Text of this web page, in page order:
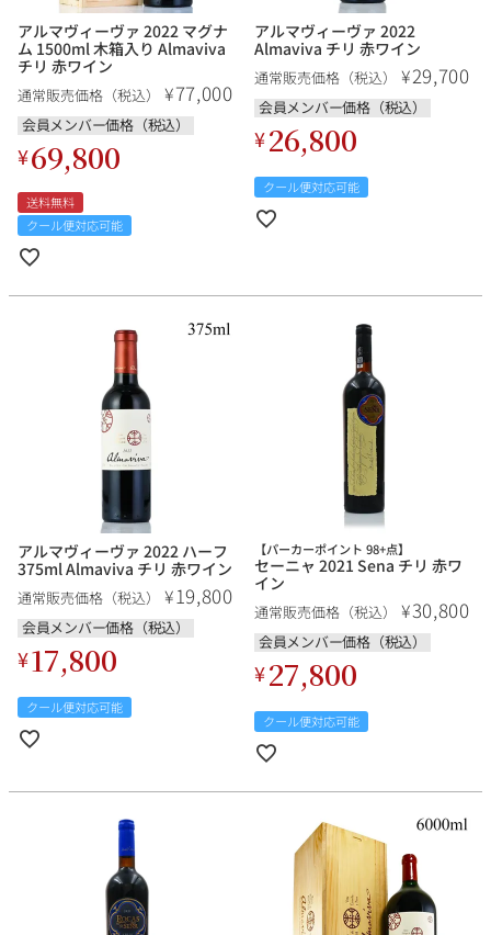
アルマヴィーヴァ 2022 マグナ
ム 1500ml 木箱入り Almaviva
チリ 赤ワイン
通常販売価格（税込） ¥77,000
会員メンバー価格（税込）
¥69,800
送料無料
クール便対応可能
アルマヴィーヴァ 2022
Almaviva チリ 赤ワイン
通常販売価格（税込） ¥29,700
会員メンバー価格（税込）
¥26,800
クール便対応可能
アルマヴィーヴァ 2022 ハーフ
375ml Almaviva チリ 赤ワイン
通常販売価格（税込） ¥19,800
会員メンバー価格（税込）
¥17,800
クール便対応可能
【パーカーポイント 98+点】
セーニャ 2021 Sena チリ 赤ワ
イン
通常販売価格（税込） ¥30,800
会員メンバー価格（税込）
¥27,800
クール便対応可能